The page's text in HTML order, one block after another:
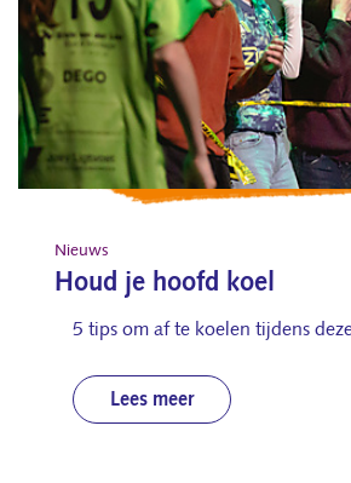
Nieuws
Houd je hoofd koel
5 tips om af te koelen tijdens
Lees meer